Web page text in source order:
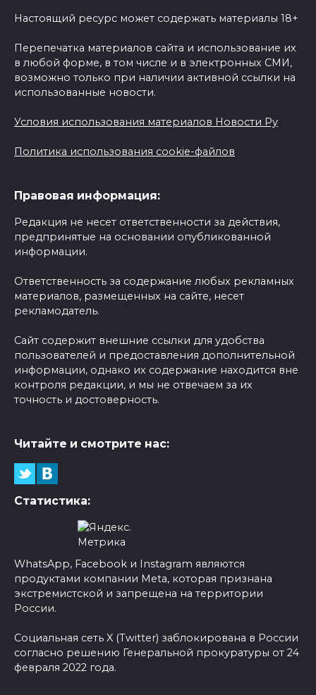
Настоящий ресурс может содержать материалы 18+
Перепечатка материалов сайта и использование их
в любой форме, в том числе и в электронных СМИ,
возможно только при наличии активной ссылки на
использованные новости.
Условия использования материалов Новости Ру
Политика использования cookie-файлов
Правовая информация:
Редакция не несет ответственности за действия,
предпринятые на основании опубликованной
информации.
Ответственность за содержание любых рекламных
материалов, размещенных на сайте, несет
рекламодатель.
Сайт содержит внешние ссылки для удобства
пользователей и предоставления дополнительной
информации, однако их содержание находится вне
контроля редакции, и мы не отвечаем за их
точность и достоверность.
Читайте и смотрите нас:
Статистика:
WhatsApp, Facebook и Instagram являются
продуктами компании Meta, которая признана
экстремистской и запрещена на территории
России.
Социальная сеть X (Twitter) заблокирована в России
согласно решению Генеральной прокуратуры от 24
февраля 2022 года.